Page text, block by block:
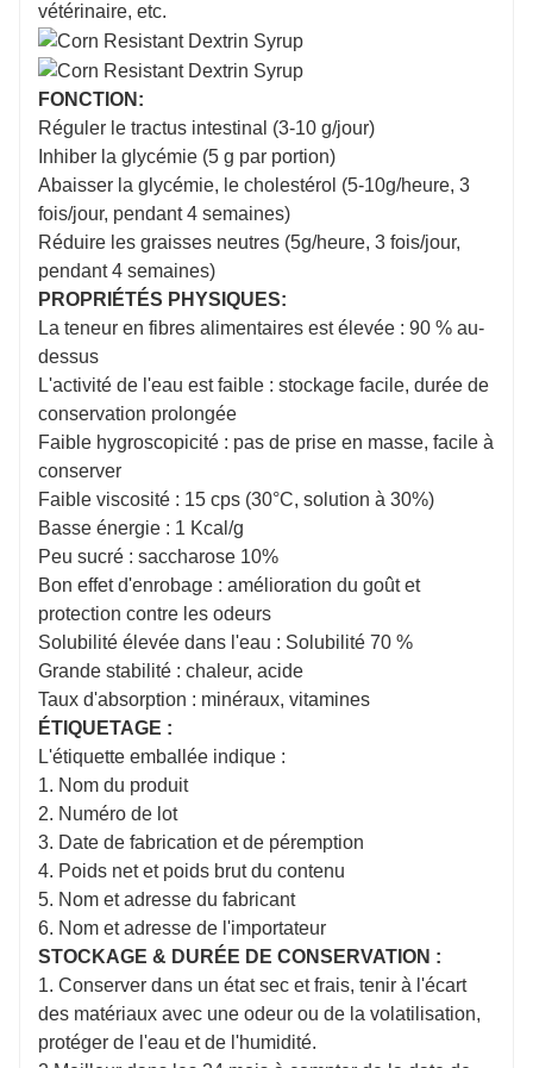
vétérinaire, etc.
FONCTION:
Réguler le tractus intestinal (3-10 g/jour)
Inhiber la glycémie (5 g par portion)
Abaisser la glycémie, le cholestérol (5-10g/heure, 3
fois/jour, pendant 4 semaines)
Réduire les graisses neutres (5g/heure, 3 fois/jour,
pendant 4 semaines)
PROPRIÉTÉS PHYSIQUES:
La teneur en fibres alimentaires est élevée : 90 % au-
dessus
L'activité de l'eau est faible : stockage facile, durée de
conservation prolongée
Faible hygroscopicité : pas de prise en masse, facile à
conserver
Faible viscosité : 15 cps (30°C, solution à 30%)
Basse énergie : 1 Kcal/g
Peu sucré : saccharose 10%
Bon effet d'enrobage : amélioration du goût et
protection contre les odeurs
Solubilité élevée dans l'eau : Solubilité 70 %
Grande stabilité : chaleur, acide
Taux d'absorption : minéraux, vitamines
ÉTIQUETAGE :
L'étiquette emballée indique :
1. Nom du produit
2. Numéro de lot
3. Date de fabrication et de péremption
4. Poids net et poids brut du contenu
5. Nom et adresse du fabricant
6. Nom et adresse de l'importateur
STOCKAGE & DURÉE DE CONSERVATION :
1. Conserver dans un état sec et frais, tenir à l'écart
des matériaux avec une odeur ou de la volatilisation,
protéger de l'eau et de l'humidité.